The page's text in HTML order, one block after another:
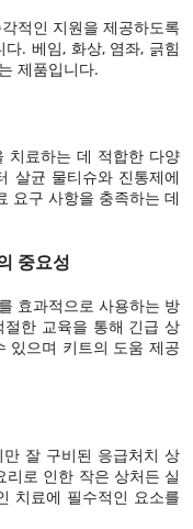
적인 지원을 제공하도록
. 베임, 화상, 염좌, 긁힘
제품입니다.
치료하는 데 적합한 다양
살균 물티슈와 진통제에
요구 사항을 충족하는 데
중요성
효과적으로 사용하는 방
한 교육을 통해 긴급 상
있으며 키트의 도움 제공
잘 구비된 응급처치 상
로 인한 작은 상처든 실
치료에 필수적인 요소를